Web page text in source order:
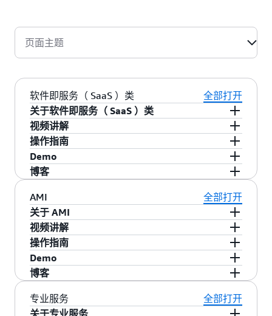
页面主题
软件即服务（ SaaS ）类
全部打开
关于软件即服务（ SaaS ）类
对于软件即服务（SaaS）类，您需在自己的亚马
逊云科技账户中部署和管理软件，并向买家授予
该应用的访问权限。您将全权负责在自己的软件
内管理客户访问、账户创建、资源配置以及账户
管理等事宜。
视频讲解
1、在亚马逊云科技 Marketplace 上架一款 SaaS
产品
观看视频
2、快速启动方案：适用于亚马逊云科技
Marketplace 无服务器 SaaS 集成
观看视频
操作指南
SaaS 产品上架
下载资料
AI 代理与工具
下载资料
Demo
1.上架基于 SaaS 的产品
观看演示
2. 发布一款 SaaS 产品
观看演示
博客
SaaS 产品在亚马逊云科技 Marketplace 上的定价
模式及系统集成
了解详情
AMI
全部打开
关于 AMI
Amazon Machine Images，简称 AMIs，是预装了
您软件的虚拟机，买家可将其部署到自己的亚马
逊云科技账户中。这些虚拟机运行在 Amazon
Elastic Compute Cloud (Amazon EC2) 上。在准备
您的软件时，生成的 AMI 必须通过 AMI 扫描器的
检测，并符合相关政策和要求。
视频讲解
在亚马逊云科技 Marketplace 上架 Amazon
Machine Image（AMI） 产品
观看视频
操作指南
AMI 产品上架指南
下载资料
Demo
1.准备您的 AMI 产品
了解详情
博客
AMI产品在亚马逊云科技 Marketplace 上的定价模
式及系统集成
专业服务
全部打开
关于专业服务